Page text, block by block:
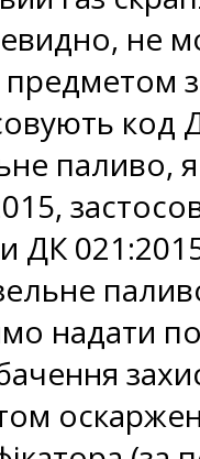
не
код
паливо,
ДК
надати